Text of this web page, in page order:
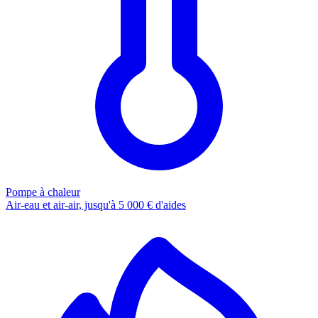
Pompe à chaleur
Air-eau et air-air, jusqu'à 5 000 € d'aides